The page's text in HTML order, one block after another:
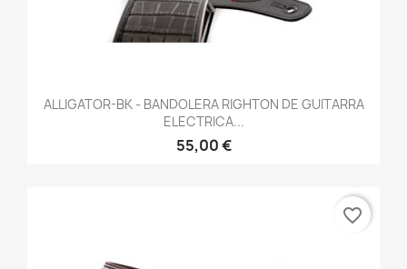
ALLIGATOR-BK - BANDOLERA RIGHTON DE GUITARRA
ELECTRICA...
55,00 €
favorite_border